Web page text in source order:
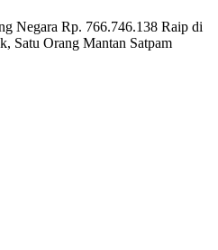
Negara Rp. 766.746.138 Raip di
Satu Orang Mantan Satpam